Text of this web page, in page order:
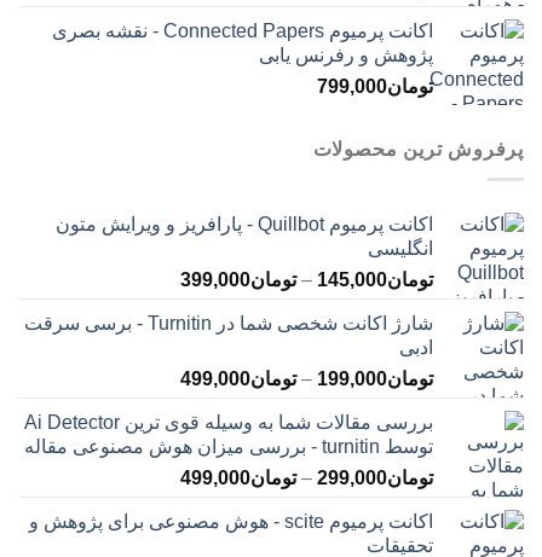
اکانت پرمیوم Connected Papers - نقشه بصری
پژوهش و رفرنس یابی
تومان799,000
پرفروش ترین محصولات
اکانت پرمیوم Quillbot - پارافریز و ویرایش متون
انگلیسی
تومان145,000
– تومان399,000محدوده
تومان145,000
تومان399,000
شارژ اکانت شخصی شما در Turnitin - برسی سرقت
ادبی
تومان199,000
– تومان499,000محدوده
تومان199,000
تا
تومان499,000
بررسی مقالات شما به وسیله قوی ترین Ai Detector
توسط turnitin - بررسی میزان هوش مصنوعی مقاله
تومان299,000
– تومان499,000محدوده
تومان299,000
اکانت پرمیوم scite - هوش مصنوعی برای پژوهش و
تحقیقات